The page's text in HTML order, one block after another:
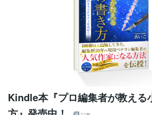
Kindle本『プロ編集者が教える